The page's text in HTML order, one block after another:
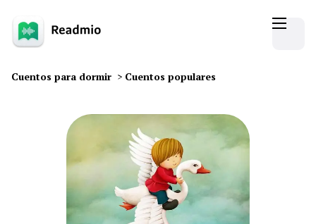
Cuentos para dormir > Cuentos populares